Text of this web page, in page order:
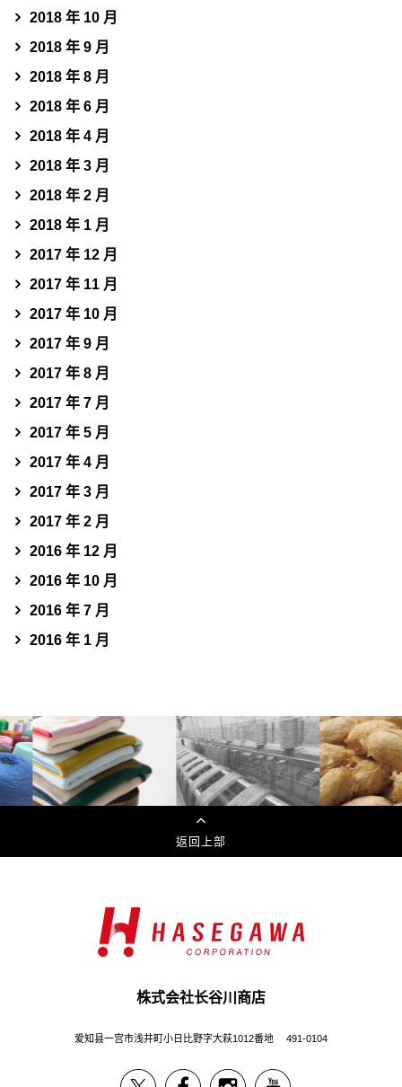
2018 年 10 月
2018 年 9 月
2018 年 8 月
2018 年 6 月
2018 年 4 月
2018 年 3 月
2018 年 2 月
2018 年 1 月
2017 年 12 月
2017 年 11 月
2017 年 10 月
2017 年 9 月
2017 年 8 月
2017 年 7 月
2017 年 5 月
2017 年 4 月
2017 年 3 月
2017 年 2 月
2016 年 12 月
2016 年 10 月
2016 年 7 月
2016 年 1 月
返回上部
株式会社长谷川商店
爱知县一宫市浅井町小日比野字大萩1012番地 491-0104